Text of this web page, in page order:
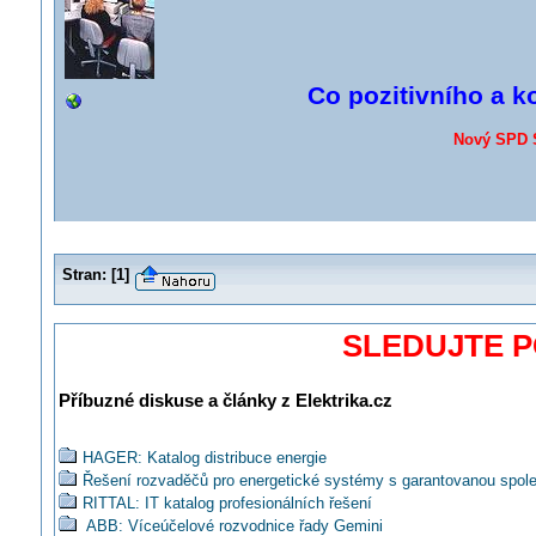
Co pozitivního a
Nový SPD
Stran: [1]
SLEDUJTE
Příbuzné diskuse a články z Elektrika.cz
HAGER: Katalog distribuce energie
Řešení rozvaděčů pro energetické systémy s garantovanou
RITTAL: IT katalog profesionálních řešení
ABB: Víceúčelové rozvodnice řady Gemini